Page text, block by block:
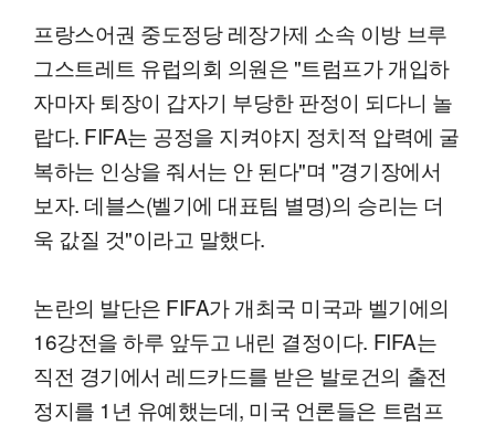
프랑스어권 중도정당 레장가제 소속 이방 브루
그스트레트 유럽의회 의원은 "트럼프가 개입하
자마자 퇴장이 갑자기 부당한 판정이 되다니 놀
랍다. FIFA는 공정을 지켜야지 정치적 압력에 굴
복하는 인상을 줘서는 안 된다"며 "경기장에서
보자. 데블스(벨기에 대표팀 별명)의 승리는 더
욱 값질 것"이라고 말했다.
논란의 발단은 FIFA가 개최국 미국과 벨기에의
16강전을 하루 앞두고 내린 결정이다. FIFA는
직전 경기에서 레드카드를 받은 발로건의 출전
정지를 1년 유예했는데, 미국 언론들은 트럼프